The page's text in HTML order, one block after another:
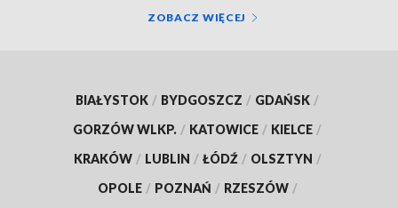
ZOBACZ WIĘCEJ
BIAŁYSTOK / BYDGOSZCZ / GDAŃSK /
GORZÓW WLKP. / KATOWICE / KIELCE /
KRAKÓW / LUBLIN / ŁÓDŹ / OLSZTYN /
OPOLE / POZNAŃ / RZESZÓW /